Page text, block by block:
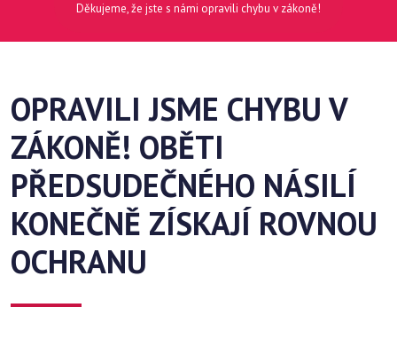
Děkujeme, že jste s námi opravili chybu v zákoně!
OPRAVILI JSME CHYBU V
ZÁKONĚ! OBĚTI
PŘEDSUDEČNÉHO NÁSILÍ
KONEČNĚ ZÍSKAJÍ ROVNOU
OCHRANU